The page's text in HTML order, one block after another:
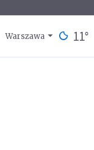
Warszawa 11°